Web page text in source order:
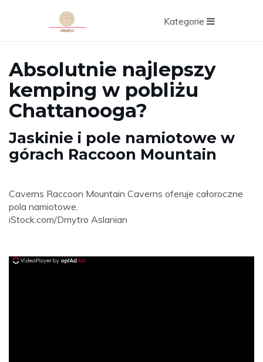
Kategorie
Absolutnie najlepszy
kemping w pobliżu
Chattanooga?
Jaskinie i pole namiotowe w
górach Raccoon Mountain
Caverns Raccoon Mountain Caverns oferuje całoroczne
pola namiotowe.
iStock.com/Dmytro Aslanian